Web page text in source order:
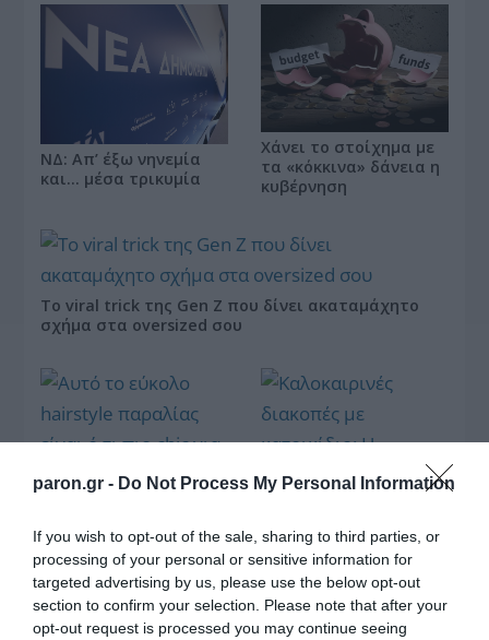
paron.gr - Do Not Process My Personal Information
If you wish to opt-out of the sale, sharing to third parties, or
processing of your personal or sensitive information for
targeted advertising by us, please use the below opt-out
section to confirm your selection. Please note that after your
opt-out request is processed you may continue seeing
ΝΔ: Απ’ έξω νηνεμία
και… μέσα τρικυμία
Χάνει το στοίχημα με
τα «κόκκινα» δάνεια η
κυβέρνηση
Το viral trick της Gen Z που δίνει ακαταμάχητο
σχήμα στα oversized σου
είναι ό,τι πιο chic για
τα beach looks σου
Καλοκαιρινές
διακοπές με
κατοικίδιο: Η checklist
που θα σου λύσει τα
χέρια